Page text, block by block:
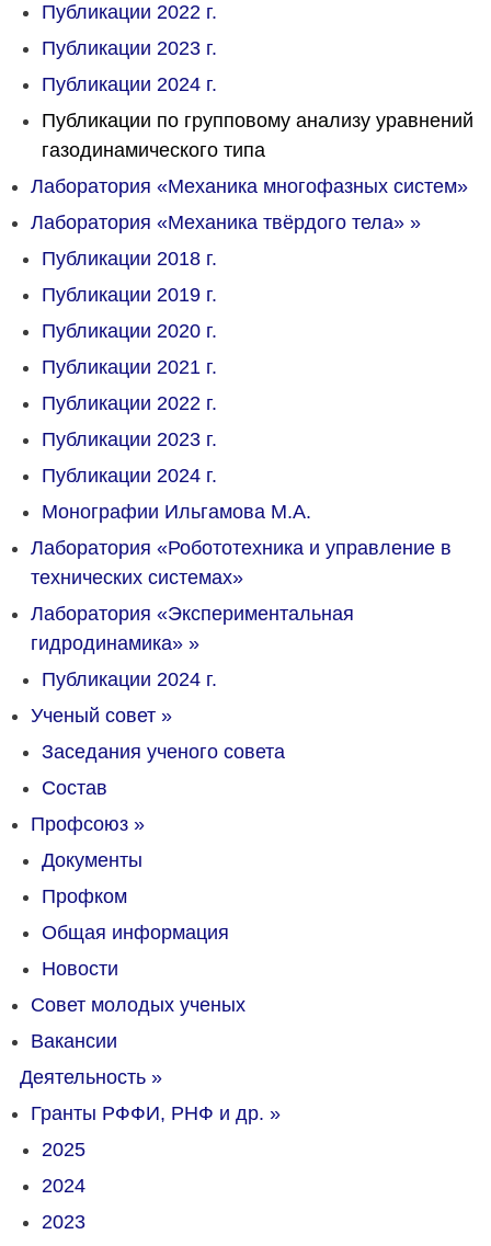
Публикации 2022 г.
Публикации 2023 г.
Публикации 2024 г.
Публикации по групповому анализу уравнений
газодинамического типа
Лаборатория «Механика многофазных систем»
Лаборатория «Механика твёрдого тела» »
Публикации 2018 г.
Публикации 2019 г.
Публикации 2020 г.
Публикации 2021 г.
Публикации 2022 г.
Публикации 2023 г.
Публикации 2024 г.
Монографии Ильгамова М.А.
Лаборатория «Робототехника и управление в
технических системах»
Лаборатория «Экспериментальная
гидродинамика» »
Публикации 2024 г.
Ученый совет »
Заседания ученого совета
Состав
Профсоюз »
Документы
Профком
Общая информация
Новости
Совет молодых ученых
Вакансии
Деятельность »
Гранты РФФИ, РНФ и др. »
2025
2024
2023